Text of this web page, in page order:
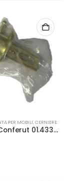
PER MOBILI,CERNIERE
Cerniera Conferut 01.4330 olv h16